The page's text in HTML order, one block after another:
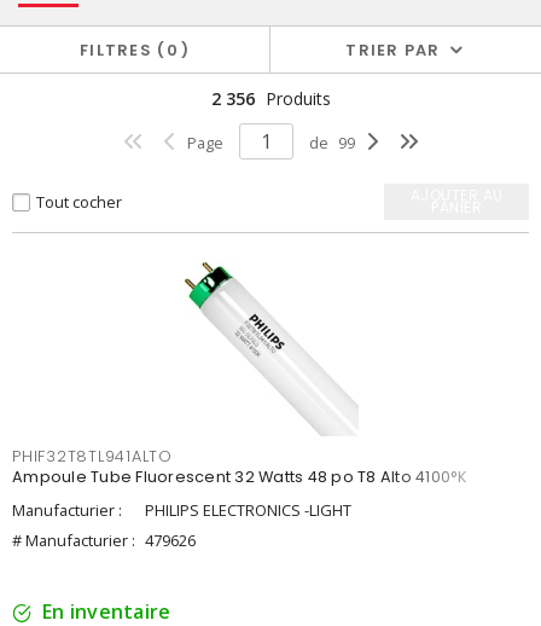
FILTRES 0 TRIER PAR
2 356 Produits
Page de 99
Tout cocher
PHIF32T8TL941ALTO
Ampoule Tube Fluorescent 32 Watts 48 po T8 Alto 4100°K
Manufacturier :
PHILIPS ELECTRONICS -LIGHT
# Manufacturier : 479626
En inventaire